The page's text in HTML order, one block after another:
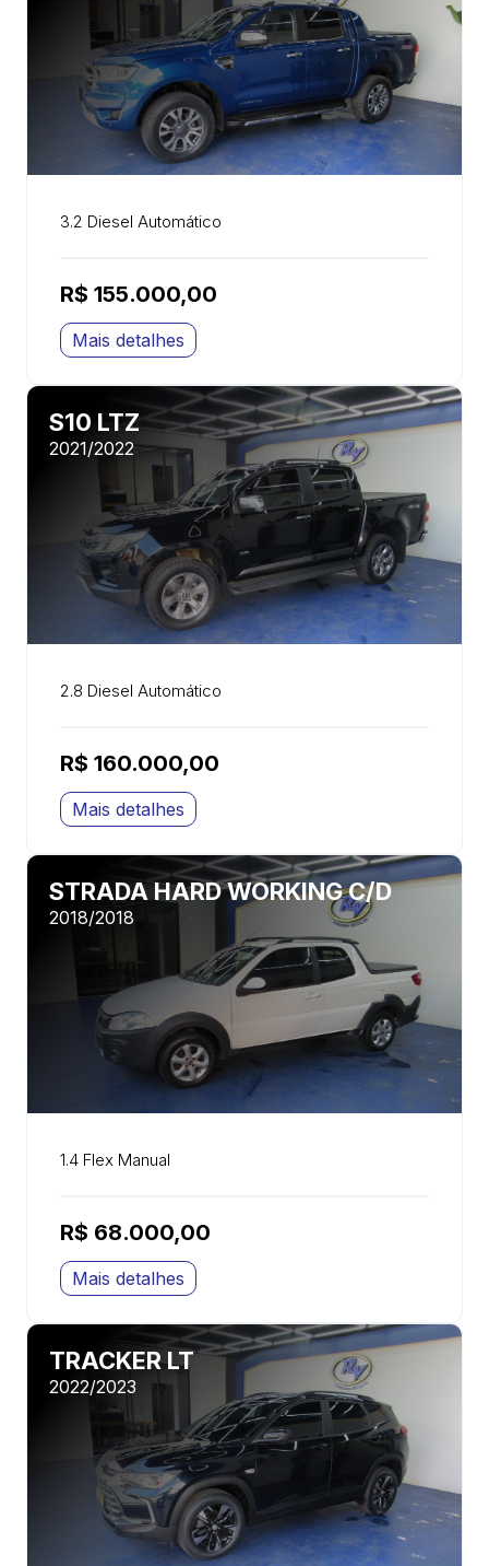
3.2 Diesel Automático
R$ 155.000,00
Mais detalhes
S10 LTZ
2021/2022
2.8 Diesel Automático
R$ 160.000,00
Mais detalhes
STRADA HARD WORKING C/D
2018/2018
1.4 Flex Manual
R$ 68.000,00
Mais detalhes
TRACKER LT
2022/2023